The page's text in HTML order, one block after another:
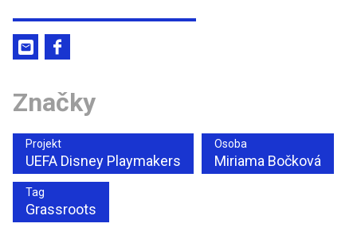
Značky
Projekt
UEFA Disney Playmakers
Osoba
Miriama Bočková
Tag
Grassroots